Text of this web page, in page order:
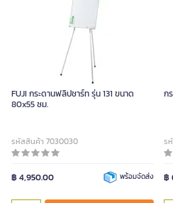
FUJI กระดานฟลิปชาร์ท รุ่น 131 ขนาด
80x55 ซม.
รหัสสินค้า 7030030
฿ 4,950.00 พร้อมจัดส่ง
ก
ร
฿